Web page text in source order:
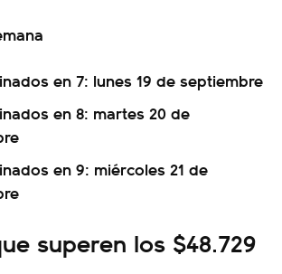
en 7: lunes 19 de septiembre
en 8: martes 20 de
en 9: miércoles 21 de
superen los $48.729